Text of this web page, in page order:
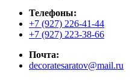
Телефоны:
+7 (927) 226-41-44
+7 (927) 223-38-66
Почта:
decoratesaratov@mail.ru